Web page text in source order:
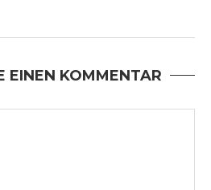
EINEN KOMMENTAR